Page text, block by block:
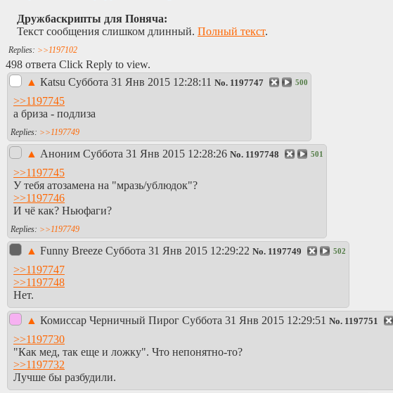
Дружбаскрипты для Поняча:
Текст сообщения слишком длинный. Полный текст.
>>1197102
498 ответа Click Reply to view.
▲ Каtsu Суббота 31 Янв 2015 12:28:11 No. 1197747 500
>>1197745
а бриза - подлиза
>>1197749
▲ Аноним Суббота 31 Янв 2015 12:28:26 No. 1197748 501
>>1197745
У тебя атозамена на "мразь/ублюдок"?
>>1197746
И чё как? Ньюфаги?
>>1197749
▲ Funny Breeze Суббота 31 Янв 2015 12:29:22 No. 1197749 502
>>1197747
>>1197748
Нет.
▲ Комиссар Черничный Пирог Суббота 31 Янв 2015 12:29:51 No. 1197751
>>1197730
"Как мед, так еще и ложку". Что непонятно-то?
>>1197732
Лучше бы разбудили.